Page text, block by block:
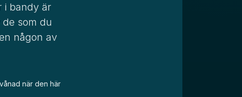
i bandy är
som du
någon av
när den här